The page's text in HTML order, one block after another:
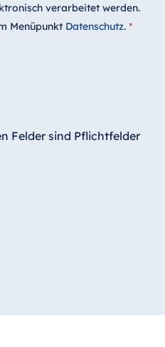
verarbeitet werden.
Menüpunkt Datenschutz. *
Felder sind Pflichtfelder